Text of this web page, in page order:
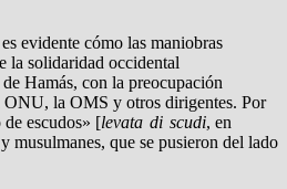
evidente cómo las maniobras
la solidaridad occidental
Hamás, con la preocupación
ONU, la OMS y otros dirigentes. Por
escudos» [levata di scudi, en
musulmanes, que se pusieron del lado